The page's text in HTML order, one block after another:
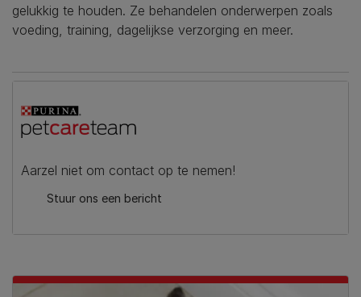
gelukkig te houden. Ze behandelen onderwerpen zoals
voeding, training, dagelijkse verzorging en meer.
Aarzel niet om contact op te nemen!
Stuur ons een bericht